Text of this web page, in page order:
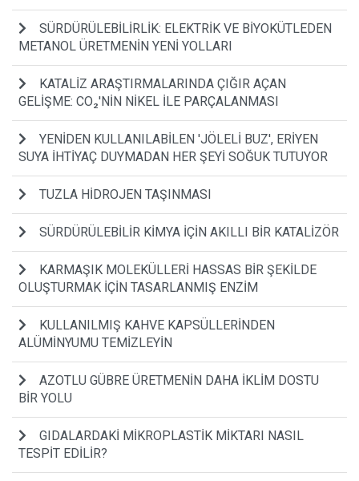
SÜRDÜRÜLEBİLİRLİK: ELEKTRİK VE BİYOKÜTLEDEN
METANOL ÜRETMENİN YENİ YOLLARI
KATALİZ ARAŞTIRMALARINDA ÇIĞIR AÇAN
GELİŞME: CO₂'NİN NİKEL İLE PARÇALANMASI
YENİDEN KULLANILABİLEN 'JÖLELİ BUZ', ERİYEN
SUYA İHTİYAÇ DUYMADAN HER ŞEYİ SOĞUK TUTUYOR
TUZLA HİDROJEN TAŞINMASI
SÜRDÜRÜLEBİLİR KİMYA İÇİN AKILLI BİR KATALİZÖR
KARMAŞIK MOLEKÜLLERİ HASSAS BİR ŞEKİLDE
OLUŞTURMAK İÇİN TASARLANMIŞ ENZİM
KULLANILMIŞ KAHVE KAPSÜLLERİNDEN
ALÜMİNYUMU TEMİZLEYİN
AZOTLU GÜBRE ÜRETMENİN DAHA İKLİM DOSTU
BİR YOLU
GIDALARDAKİ MİKROPLASTİK MİKTARI NASIL
TESPİT EDİLİR?